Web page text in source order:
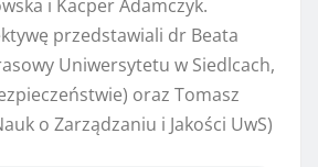
i Kacper Adamczyk.
przedstawiali dr Beata
Uniwersytetu w Siedlcach,
oraz Tomasz
o Zarządzaniu i Jakości UwS)